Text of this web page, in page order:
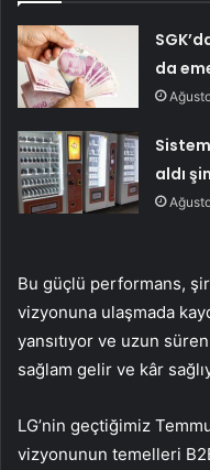
da
aldı
Bu güçlü performans,
vizyonuna ulaşmada
yansıtıyor ve uzun
sağlam gelir ve kâr
LG’nin geçtiğimiz
vizyonunun temelleri